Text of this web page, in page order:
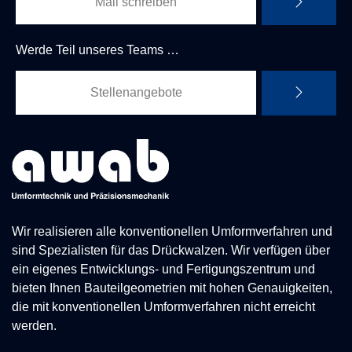
Wir realisieren alle konventionellen Umformverfahren und
sind Spezialisten für das Drückwalzen. Wir verfügen über
ein eigenes Entwicklungs- und Fertigungszentrum und
bieten Ihnen Bauteilgeometrien mit hohen Genauigkeiten,
die mit konventionellen Umformverfahren nicht erreicht
werden.
Werde Teil unseres Teams …
Stellenangebote